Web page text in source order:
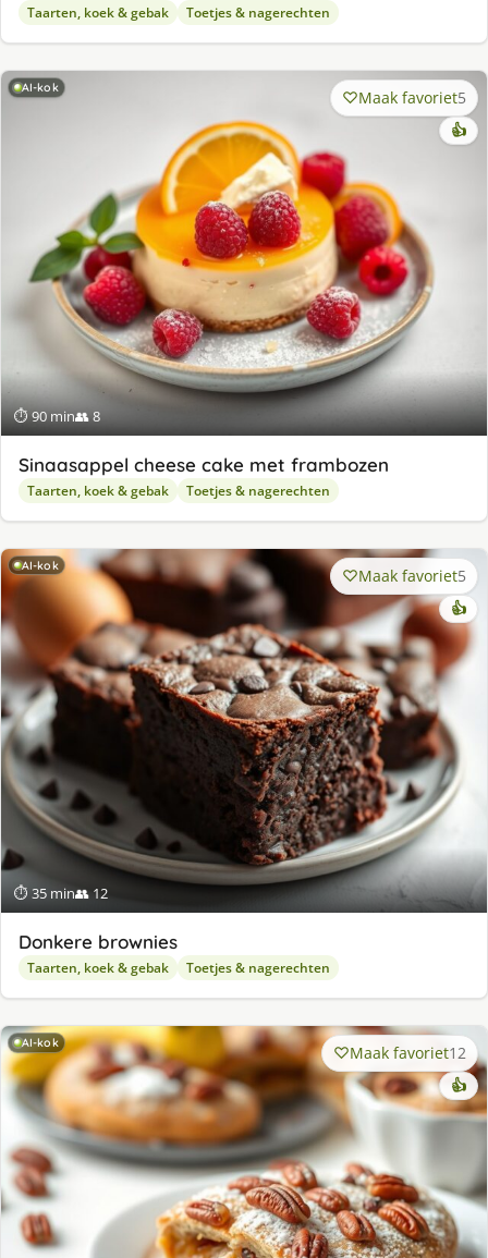
Taarten, koek & gebak Toetjes & nagerechten
AI-kok
⏱ 90 min👥 8
Maak favoriet5
👍
Sinaasappel cheese cake met frambozen
Taarten, koek & gebak Toetjes & nagerechten
AI-kok
⏱ 35 min👥 12
Maak favoriet5
👍
Donkere brownies
Taarten, koek & gebak Toetjes & nagerechten
AI-kok Maak favoriet12
👍